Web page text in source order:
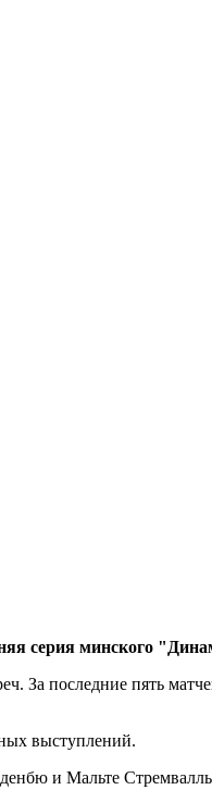
серия минского
За последние пять
выступлений.
и Мальте